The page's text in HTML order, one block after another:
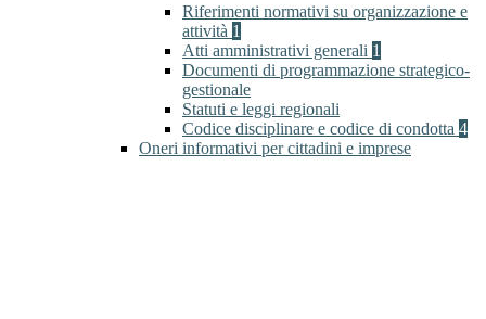
Riferimenti normativi su organizzazione e
attività 1
Atti amministrativi generali 1
Documenti di programmazione strategico-
gestionale
Statuti e leggi regionali
Codice disciplinare e codice di condotta 4
Oneri informativi per cittadini e imprese